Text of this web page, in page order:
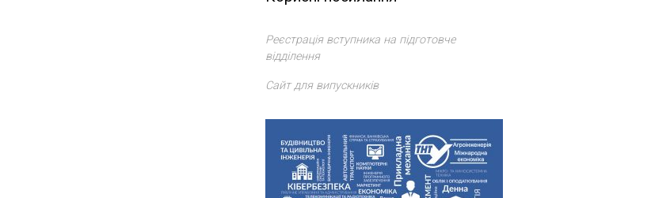
Реєстрація вступника на підготовче
відділення
Сайт для випускників